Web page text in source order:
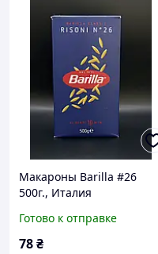
Макароны Barilla #26
500г., Италия
Готово к отправке
78₴